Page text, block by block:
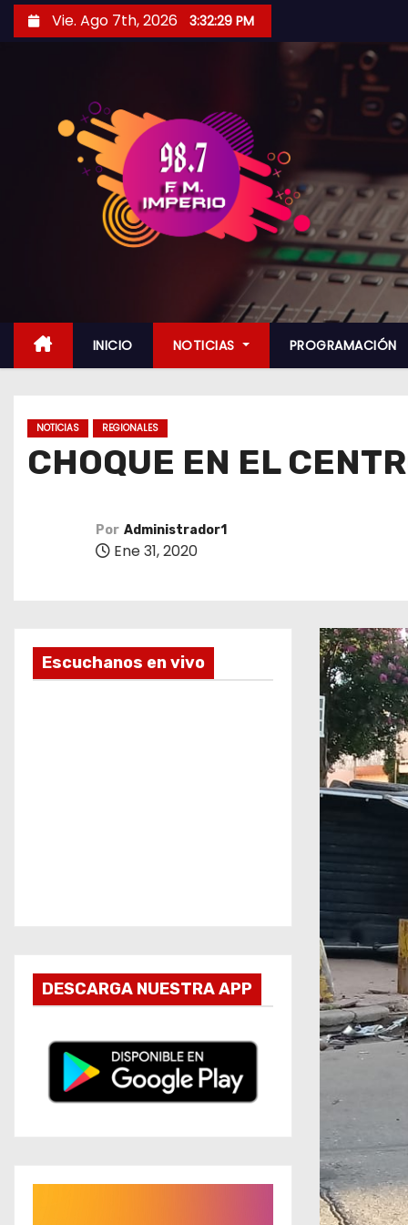
i
Vie. Ago 7th, 2026 3:32:30 PM
INICIO NOTICIAS PROGRAMACIÓN
NOTICIAS REGIONALES
CHOQUE EN EL
Por Administrador1
Ene 31, 2020
Escuchanos en vivo
DESCARGA NUESTRA APP